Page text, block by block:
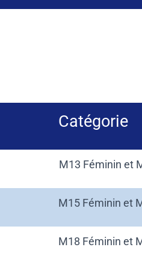
Catégorie
M13 Féminin et
M15 Féminin et
M18 Féminin et